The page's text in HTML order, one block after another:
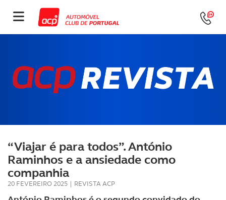
“Viajar é para todos”. António
Raminhos e a ansiedade como
companhia
20 FEVEREIRO 2025 | REVISTA ACP